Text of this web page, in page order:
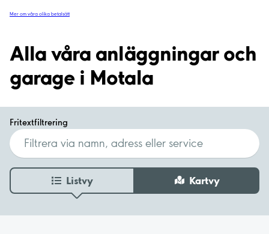
Mer om våra olika betalsätt
Alla våra anläggningar och
garage i Motala
Fritextfiltrering
Listvy Kartvy